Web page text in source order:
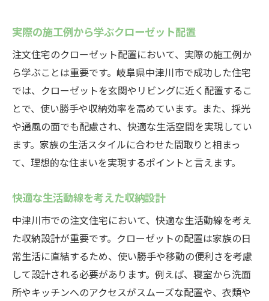
ラクティス
理想の住まいを実現するためのクローゼット配
置術岐阜県中津川市の注文住宅
理想の住まいを叶えるクローゼット配置の
考え方
中津川市での注文住宅における収納トレン
ド
家族全員が快適に暮らせるクローゼット配
理想の収納スペースを実現するためのテク
ニック
中津川市での注文住宅の成功事例から学ぶ
プロが教える理想のクローゼット配置のコ
ツ
実際の施工例から学ぶクローゼット配置
注文住宅のクローゼット配置において、実際の施工例か
ら学ぶことは重要です。岐阜県中津川市で成功した住宅
では、クローゼットを玄関やリビングに近く配置するこ
とで、使い勝手や収納効率を高めています。また、採光
や通風の面でも配慮され、快適な生活空間を実現してい
ます。家族の生活スタイルに合わせた間取りと相まっ
て、理想的な住まいを実現するポイントと言えます。
快適な生活動線を考えた収納設計
中津川市での注文住宅において、快適な生活動線を考え
た収納設計が重要です。クローゼットの配置は家族の日
常生活に直結するため、使い勝手や移動の便利さを考慮
して設計される必要があります。例えば、寝室から洗面
所やキッチンへのアクセスがスムーズな配置や、衣類や